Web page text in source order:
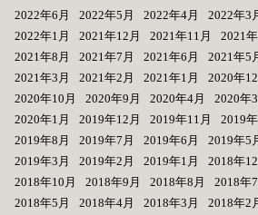
2022年6月
2022年5月 2022年4月 2022年3
2022年1月
2021年12月 2021年11月 2021
2021年8月
2021年7月 2021年6月 2021年5
2021年3月
2021年2月 2021年1月 2020年
2020年10月
2020年9月 2020年4月 2020年
2020年1月
2019年12月 2019年11月 2019
2019年8月
2019年7月 2019年6月 2019年5
2019年3月
2019年2月 2019年1月 2018年
2018年10月
2018年9月 2018年8月 2018年
2018年5月
2018年4月 2018年3月 2018年2